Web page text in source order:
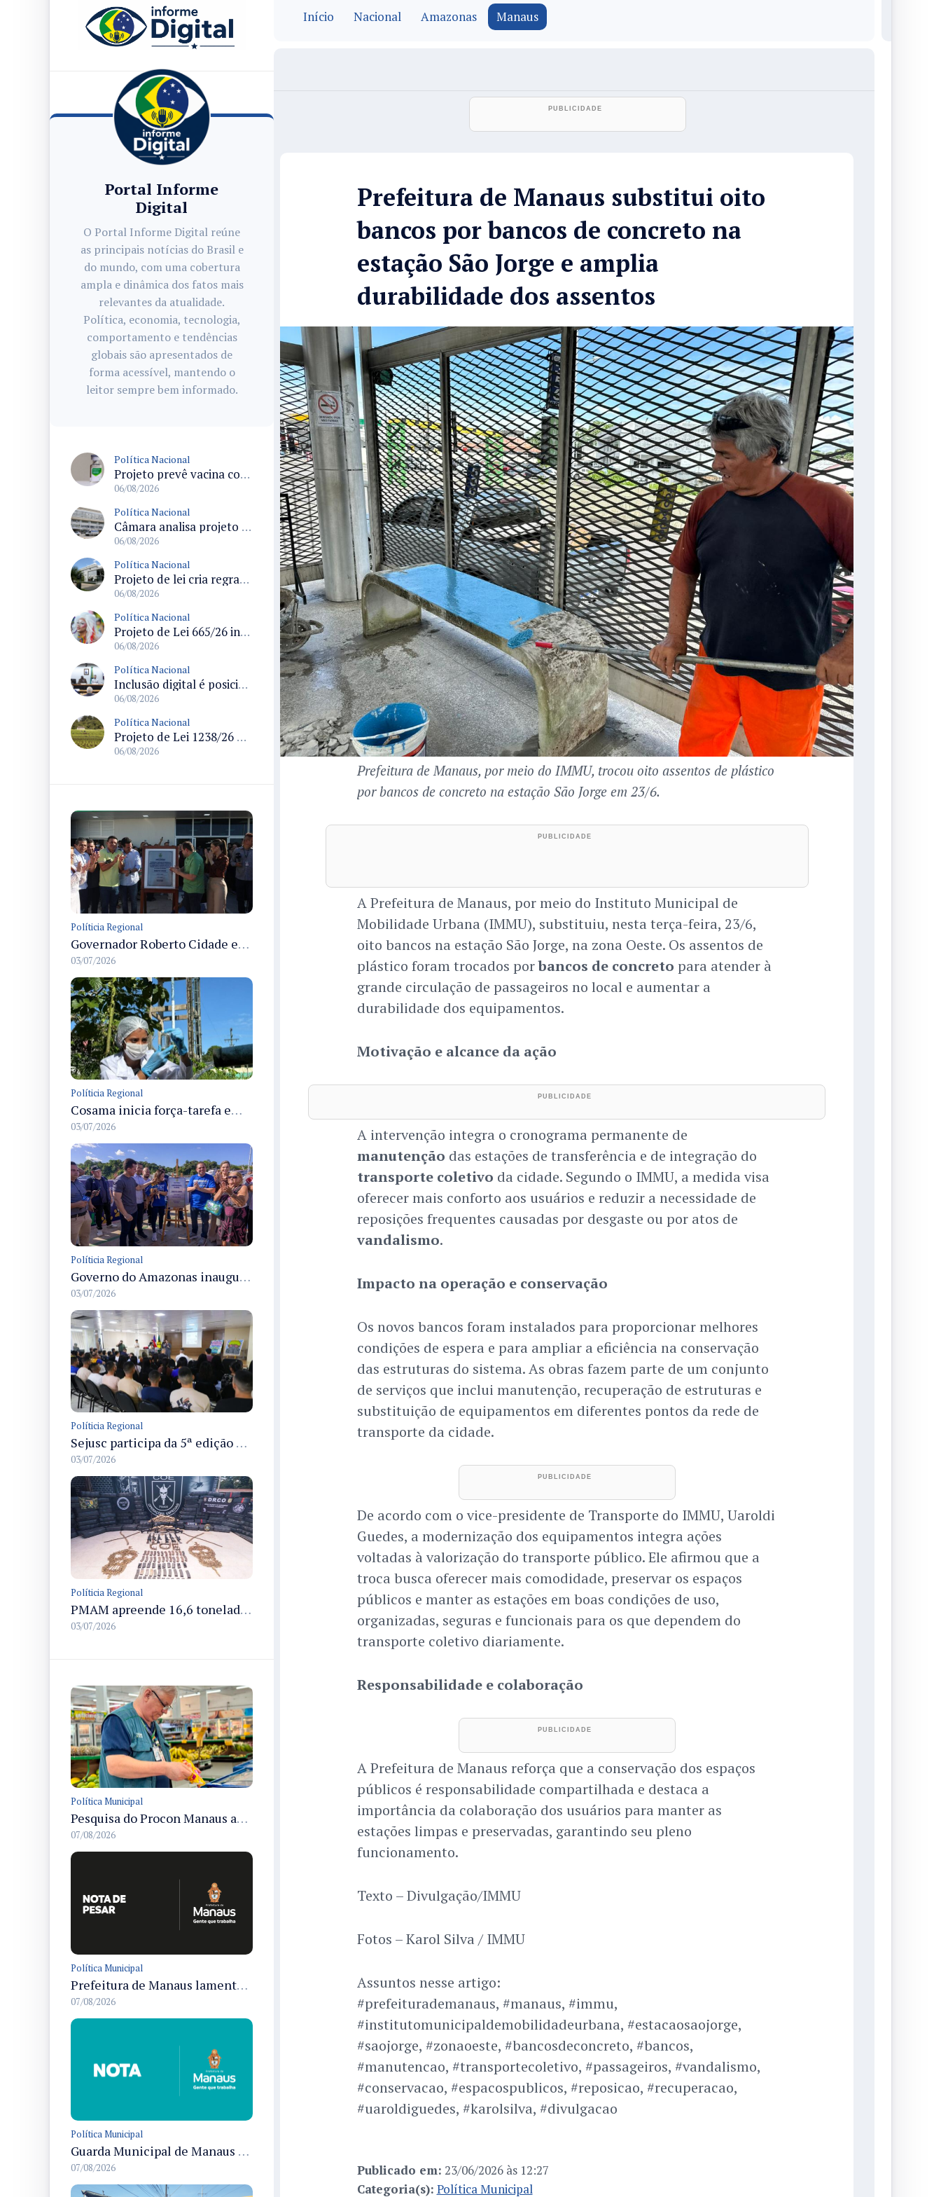
Portal Informe
Digital
O Portal Informe Digital reúne
as principais notícias do Brasil e
do mundo, com uma cobertura
ampla e dinâmica dos fatos mais
relevantes da atualidade.
Política, economia, tecnologia,
comportamento e tendências
globais são apresentados de
forma acessível, mantendo o
leitor sempre bem informado.
Política Nacional
Projeto prevê vacina contra HPV obrigatória e testes moleculares para rastreamento do câncer do colo do útero
06/08/2026
Política Nacional
Câmara analisa projeto que cria Política Nacional de Qualificação e Valorização da Preceptoria na Residência Médica
06/08/2026
Política Nacional
Projeto de lei cria regras para punir litigância abusiva reversa e integrar sistemas do Judiciário
06/08/2026
Política Nacional
Projeto de Lei 665/26 institui política nacional para prevenção ao transfeminicídio e prevê medidas de proteção e reparação
06/08/2026
Política Nacional
Inclusão digital é posicionada como pilar essencial da reurbanização de favelas e periferias
06/08/2026
Política Nacional
Projeto de Lei 1238/26 propõe validação automática do Cadastro Ambiental Rural para imóveis de até quatro módulos fiscais
06/08/2026
Políticia Regional
Governador Roberto Cidade entrega readequação do ambulatório da FCecon e amplia capacidade de atendimento oncológico em Manaus
03/07/2026
Políticia Regional
Cosama inicia força-tarefa em Anamã para fortalecer abastecimento de água e segurança hídrica da população
03/07/2026
Políticia Regional
Governo do Amazonas inaugura primeiro Castramóvel Fluvial para atendimento veterinário às comunidades ribeirinhas e castração gratuita
03/07/2026
Políticia Regional
Sejusc participa da 5ª edição do Caminhos Literários com foco na cultura hip-hop nas unidades socioeducativas
03/07/2026
Políticia Regional
PMAM apreende 16,6 toneladas de entorpecentes e registra aumento nas prisões em flagrante e nas capturas de foragidos no primeiro semestre de 2026
03/07/2026
Política Municipal
Pesquisa do Procon Manaus aponta queda de 5,18% no valor médio da cesta básica em agosto
07/08/2026
Política Municipal
Prefeitura de Manaus lamenta morte de Jayder Rego do Nascimento e informa velório na cidade
07/08/2026
Política Municipal
Guarda Municipal de Manaus prende dois por tráfico e resgata ave silvestre em ações nas zonas Leste e Norte
07/08/2026
Início Nacional Amazonas Manaus
Prefeitura de Manaus substitui oito
bancos por bancos de concreto na
estação São Jorge e amplia
durabilidade dos assentos
Prefeitura de Manaus, por meio do IMMU, trocou oito assentos de plástico
por bancos de concreto na estação São Jorge em 23/6.
A Prefeitura de Manaus, por meio do Instituto Municipal de
Mobilidade Urbana (IMMU), substituiu, nesta terça-feira, 23/6,
oito bancos na estação São Jorge, na zona Oeste. Os assentos de
plástico foram trocados porbancos de concreto para atender à
grande circulação de passageiros no local e aumentar a
durabilidade dos equipamentos.
Motivação e alcance da ação
A intervenção integra o cronograma permanente de
manutenção das estações de transferência e de integração do
transporte coletivo da cidade. Segundo o IMMU, a medida visa
oferecer mais conforto aos usuários e reduzir a necessidade de
reposições frequentes causadas por desgaste ou por atos de
vandalismo.
Impacto na operação e conservação
Os novos bancos foram instalados para proporcionar melhores
condições de espera e para ampliar a eficiência na conservação
das estruturas do sistema. As obras fazem parte de um conjunto
de serviços que inclui manutenção, recuperação de estruturas e
substituição de equipamentos em diferentes pontos da rede de
transporte da cidade.
De acordo com o vice-presidente de Transporte do IMMU, Uaroldi
Guedes, a modernização dos equipamentos integra ações
voltadas à valorização do transporte público. Ele afirmou que a
troca busca oferecer mais comodidade, preservar os espaços
públicos e manter as estações em boas condições de uso,
organizadas, seguras e funcionais para os que dependem do
transporte coletivo diariamente.
Responsabilidade e colaboração
A Prefeitura de Manaus reforça que a conservação dos espaços
públicos é responsabilidade compartilhada e destaca a
importância da colaboração dos usuários para manter as
estações limpas e preservadas, garantindo seu pleno
funcionamento.
Texto – Divulgação/IMMU
Fotos – Karol Silva / IMMU
Assuntos nesse artigo:
#prefeiturademanaus, #manaus, #immu,
#institutomunicipaldemobilidadeurbana, #estacaosaojorge,
#saojorge, #zonaoeste, #bancosdeconcreto, #bancos,
#manutencao, #transportecoletivo, #passageiros, #vandalismo,
#conservacao, #espacospublicos, #reposicao, #recuperacao,
#uaroldiguedes, #karolsilva, #divulgacao
Publicado em: 23/06/2026 às 12:27
Categoria(s): Política Municipal